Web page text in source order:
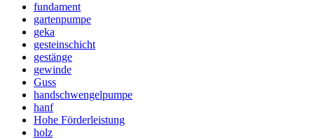
fundament
gartenpumpe
geka
gesteinschicht
gestänge
gewinde
Guss
handschwengelpumpe
hanf
Hohe Förderleistung
holz